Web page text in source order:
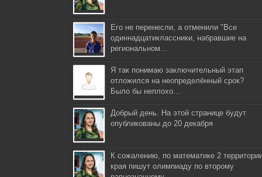
Его не перенесли, а отменили "Все
одиннадцатиклассники, набравшие на
региональном...
Я так понимаю заключительный этап
отложился на неопределённый срок?
Было бы неплохо...
Добрый день. На этой странице будут
опубликованы до 20 декабря
К сожалению, по математике 2
края пишут олимпиаду по второму